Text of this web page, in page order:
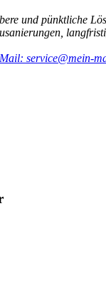
und pünktliche
service@mein-